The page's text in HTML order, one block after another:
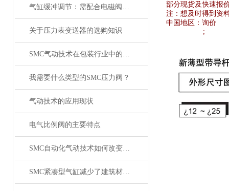
气缸缓冲调节：需配合电磁阀的响应速度来调整
关于压力表变送器的选购知识
SMC气动技术在包装行业中的研究
我需要什么类型的SMC压力阀？
气动技术的应用现状
电气比例阀的主要特点
SMC自动化气动技术如何改变制造业?
SMC紧凑型气缸减少了建筑材料制造商的停机时间和维护
部分现货及快速报
注：想及时得到资
中国地区： 询价
;